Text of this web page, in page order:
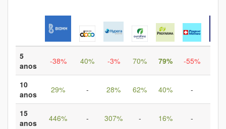
5
anos
-38% 40% -3% 70% 79% -55%
10
anos
29% - 28% 62% 40% -
15
anos
446% - 307% - 16% -